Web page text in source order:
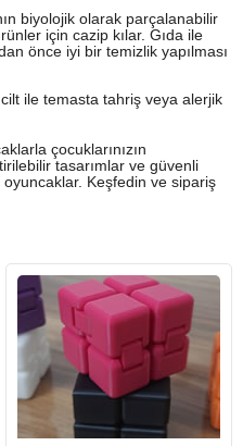
biyolojik olarak parçalanabilir
için cazip kılar. Gıda ile
önce iyi bir temizlik yapılması
ile temasta tahriş veya alerjik
çocuklarınızın
tasarımlar ve güvenli
Keşfedin ve sipariş